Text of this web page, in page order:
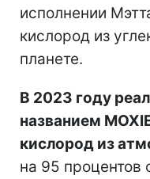
исполнении
кислород из
планете.
В 2023 году
названием
кислород из
на 95 процентов